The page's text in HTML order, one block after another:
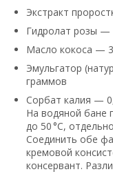
Экстракт
Гидролат розы —
Масло кокоса —
Эмульгатор
граммов
Сорбат калия —
На водяной бане
до 50 °C,
Соединить обе
кремовой
консервант.